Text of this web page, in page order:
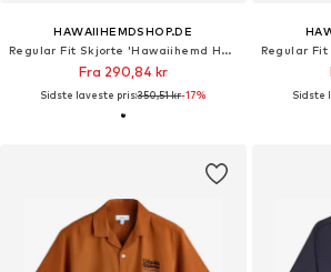
HAWAIIHEMDSHOP.DE
Regular Fit Skjorte 'Hawaiihemd Hawaiian Beauty'
Fra 290,84 kr
Sidste laveste pris:350,51 kr-17% Sidste